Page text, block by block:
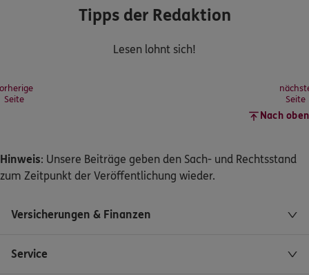
Tipps der Redaktion
Lesen lohnt sich!
Seite
Seite
Nach oben
Hinweis: Unsere Beiträge geben den Sach- und Rechtsstand
zum Zeitpunkt der Veröffentlichung wieder.
Versicherungen & Finanzen
Service